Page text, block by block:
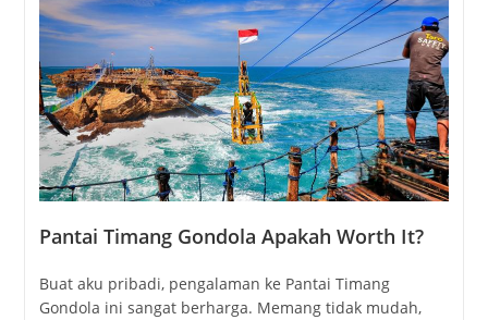
Pantai Timang Gondola Apakah Worth It?
Buat aku pribadi, pengalaman ke Pantai Timang
Gondola ini sangat berharga. Memang tidak mudah,